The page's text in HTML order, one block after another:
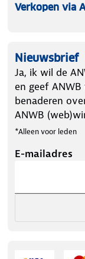
Verkopen via
Nieuwsbrief
Ja, ik wil de
en geef
benaderen
ANWB
*Alleen voor leden
E-mailadres